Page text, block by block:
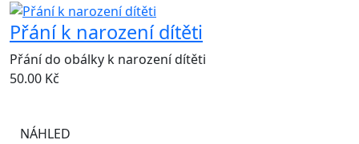
Přání k narození dítěti
Přání do obálky k narození dítěti
50.00 Kč
NÁHLED